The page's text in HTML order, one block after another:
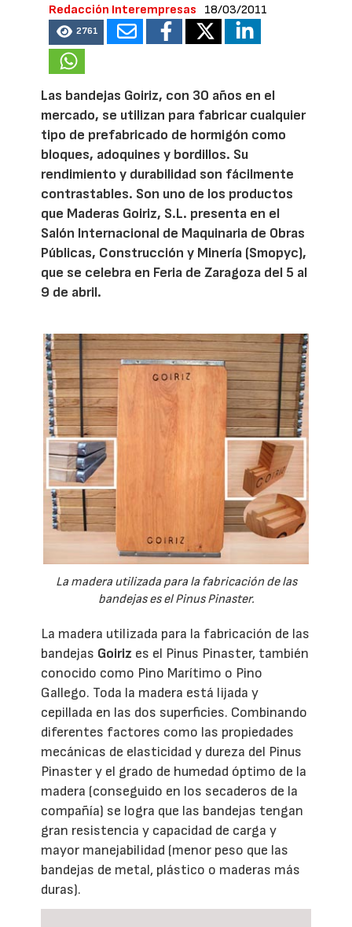
Redacción Interempresas 18/03/2011
2761
Las bandejas Goiriz, con 30 años en el
mercado, se utilizan para fabricar cualquier
tipo de prefabricado de hormigón como
bloques, adoquines y bordillos. Su
rendimiento y durabilidad son fácilmente
contrastables. Son uno de los productos
que Maderas Goiriz, S.L. presenta en el
Salón Internacional de Maquinaria de Obras
Públicas, Construcción y Minería (Smopyc),
que se celebra en Feria de Zaragoza del 5 al
9 de abril.
La madera utilizada para la fabricación de las
bandejas es el Pinus Pinaster.
La madera utilizada para la fabricación de las
bandejas Goiriz es el Pinus Pinaster, también
conocido como Pino Marítimo o Pino
Gallego. Toda la madera está lijada y
cepillada en las dos superficies. Combinando
diferentes factores como las propiedades
mecánicas de elasticidad y dureza del Pinus
Pinaster y el grado de humedad óptimo de la
madera (conseguido en los secaderos de la
compañía) se logra que las bandejas tengan
gran resistencia y capacidad de carga y
mayor manejabilidad (menor peso que las
bandejas de metal, plástico o maderas más
duras).